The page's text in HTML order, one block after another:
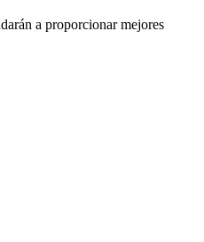
a proporcionar mejores